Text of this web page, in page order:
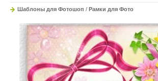
Шаблоны для Фотошоп / Рамки для Фото